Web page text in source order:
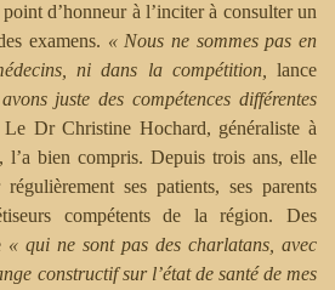
d’honneur à l’inciter à consulter un
examens. « Nous ne sommes pas en
ni dans la compétition,
lance
juste des compétences différentes
Le Dr Christine Hochard, généraliste à
l’a bien compris. Depuis trois ans, elle
ses patients, ses parents
compétents de la région. Des
« qui ne sont pas des charlatans, avec
constructif sur l’état de santé de mes